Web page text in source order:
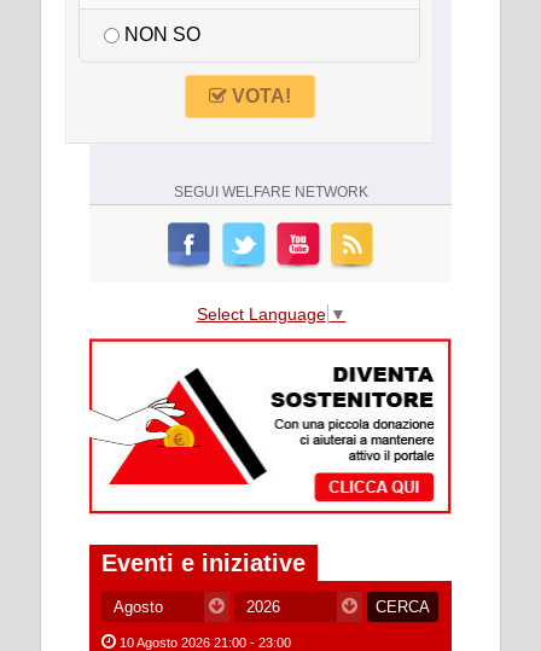
NON SO
VOTA!
SEGUI WELFARE NETWORK
Select Language ▼
Eventi e iniziative
10 Agosto 2026 21:00 - 23:00